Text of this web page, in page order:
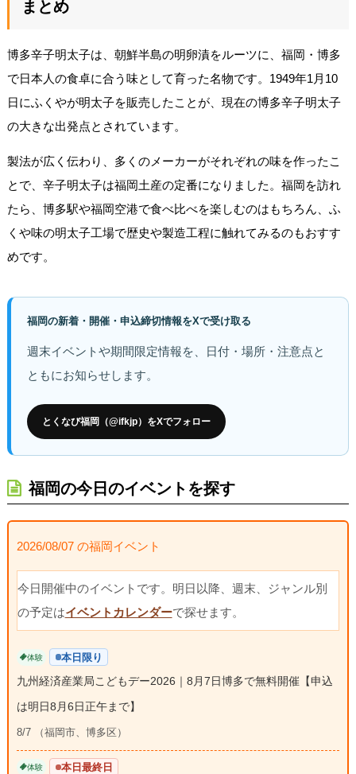
まとめ
博多辛子明太子は、朝鮮半島の明卵漬をルーツに、福岡・博多
で日本人の食卓に合う味として育った名物です。1949年1月10
日にふくやが明太子を販売したことが、現在の博多辛子明太子
の大きな出発点とされています。
製法が広く伝わり、多くのメーカーがそれぞれの味を作ったこ
とで、辛子明太子は福岡土産の定番になりました。福岡を訪れ
たら、博多駅や福岡空港で食べ比べを楽しむのはもちろん、ふ
くや味の明太子工場で歴史や製造工程に触れてみるのもおすす
めです。
福岡の新着・開催・申込締切情報をXで受け取る
週末イベントや期間限定情報を、日付・場所・注意点と
ともにお知らせします。
とくなび福岡（@ifkjp）をXでフォロー
福岡の今日のイベントを探す
2026/08/07 の福岡イベント
今日開催中のイベントです。明日以降、週末、ジャンル別
の予定はイベントカレンダーで探せます。
体験 本日限り
九州経済産業局こどもデー2026｜8月7日博多で無料開催【申込
は明日8月6日正午まで】
8/7 （福岡市、博多区）
体験 本日最終日